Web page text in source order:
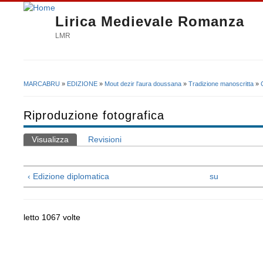
Lirica Medievale Romanza
LMR
MARCABRU » EDIZIONE » Mout dezir l'aura doussana » Tradizione manoscritta »
Riproduzione fotografica
Schede primarie
Visualizza (scheda attiva)
Revisioni
‹ Edizione diplomatica su
letto 1067 volte